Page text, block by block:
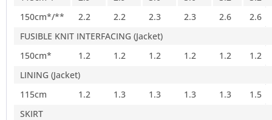
150cm*/**
2.2 2.2 2.3 2.3 2.6
2.6
FUSIBLE KNIT INTERFACING (Jacket)
150cm*
1.2 1.2 1.2 1.2 1.2
1.2
LINING (Jacket)
115cm
1.2 1.3 1.3 1.3 1.3
1.5
SKIRT